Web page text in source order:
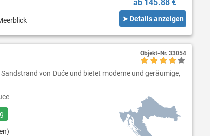
ab 145.88 €
➤ Details anzeigen
von Duće und bietet moderne und geräumige,
Objekt-Nr. 33054